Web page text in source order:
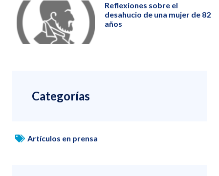
Reflexiones sobre el
desahucio de una mujer de 82
años
Categorías
Artículos en prensa